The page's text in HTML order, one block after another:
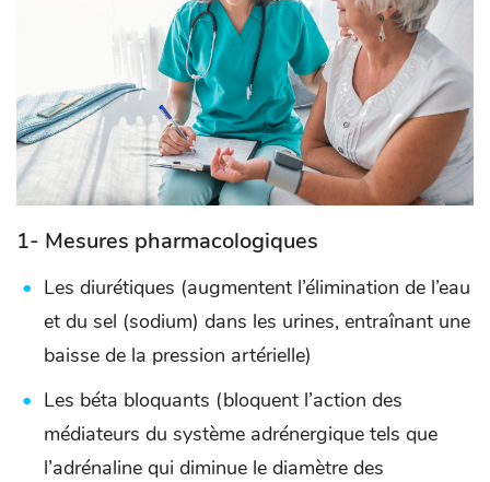
1- Mesures pharmacologiques
Les diurétiques (augmentent l’élimination de l’eau
et du sel (sodium) dans les urines, entraînant une
baisse de la pression artérielle)
Les béta bloquants (bloquent l’action des
médiateurs du système adrénergique tels que
l’adrénaline qui diminue le diamètre des